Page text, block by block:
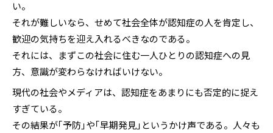
い。
それが難しいなら、せめて社会全体が認知症の人を肯定し、
歓迎の気持ちを迎え入れるべきなのである。
それには、まずこの社会に住む一人ひとりの認知症への見
方、意識が変わらなければいけない。
現代の社会やメディアは、認知症をあまりにも否定的に捉え
すぎている。
その結果が｢予防｣や｢早期発見｣というかけ声である。人々も